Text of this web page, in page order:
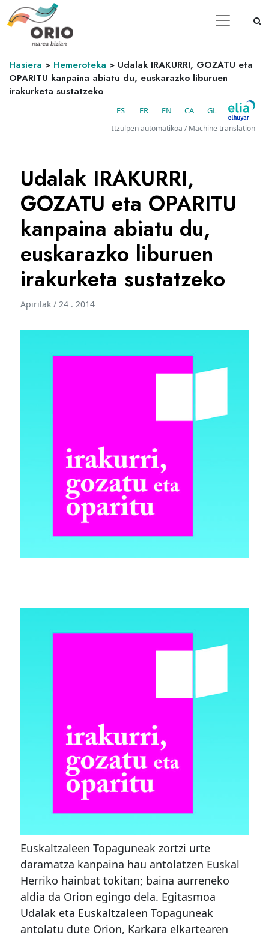
Hasiera > Hemeroteka > Udalak IRAKURRI, GOZATU eta
OPARITU kanpaina abiatu du, euskarazko liburuen
irakurketa sustatzeko
ES FR EN CA GL
Itzulpen automatikoa / Machine translation
Udalak IRAKURRI,
GOZATU eta OPARITU
kanpaina abiatu du,
euskarazko liburuen
irakurketa sustatzeko
Apirilak / 24 . 2014
Euskaltzaleen Topaguneak zortzi urte
daramatza kanpaina hau antolatzen Euskal
Herriko hainbat tokitan; baina aurreneko
aldia da Orion egingo dela. Egitasmoa
Udalak eta Euskaltzaleen Topaguneak
antolatu dute Orion, Karkara elkartearen